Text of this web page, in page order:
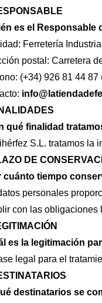
es el Responsable
Ferretería
postal: Carretera
(+34) 926 81 44
qué finalidad
S.L. tratamos la
DE
cuánto tiempo
personales
con las obligaciones
es la legitimación
legal para el
destinatarios se